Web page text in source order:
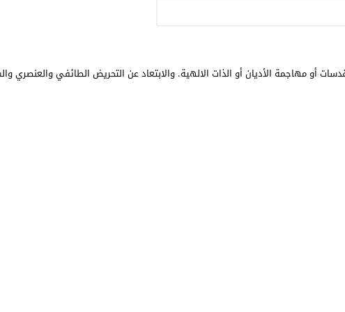
أو مهاجمة الأديان أو الذات الالهية. والابتعاد عن التحريض الطائفي والعنصري